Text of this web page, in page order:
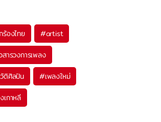
ร้องไทย #artist
สารวงการเพลง
ติศิลปิน #เพลงใหม่
เกาหลี